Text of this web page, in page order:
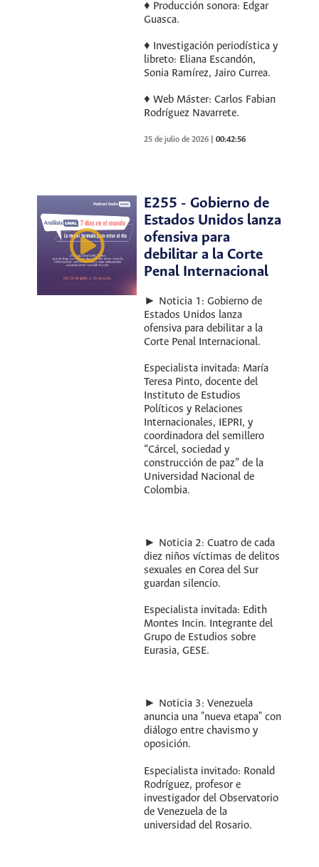
♦ Producción sonora: Edgar
Guasca.
♦ Investigación periodística y
libreto: Eliana Escandón,
Sonia Ramírez, Jairo Currea.
♦ Web Máster: Carlos Fabian
Rodríguez Navarrete.
25 de julio de 2026 |00:42:56
E255 - Gobierno de
Estados Unidos lanza
ofensiva para
debilitar a la Corte
Penal Internacional
► Noticia 1: Gobierno de
Estados Unidos lanza
ofensiva para debilitar a la
Corte Penal Internacional.
Especialista invitada: María
Teresa Pinto, docente del
Instituto de Estudios
Políticos y Relaciones
Internacionales, IEPRI, y
coordinadora del semillero
“Cárcel, sociedad y
construcción de paz” de la
Universidad Nacional de
Colombia.
► Noticia 2: Cuatro de cada
diez niños víctimas de delitos
sexuales en Corea del Sur
guardan silencio.
Especialista invitada: Edith
Montes Incin. Integrante del
Grupo de Estudios sobre
Eurasia, GESE.
► Noticia 3: Venezuela
anuncia una "nueva etapa" con
diálogo entre chavismo y
oposición.
Especialista invitado: Ronald
Rodríguez, profesor e
investigador del Observatorio
de Venezuela de la
universidad del Rosario.